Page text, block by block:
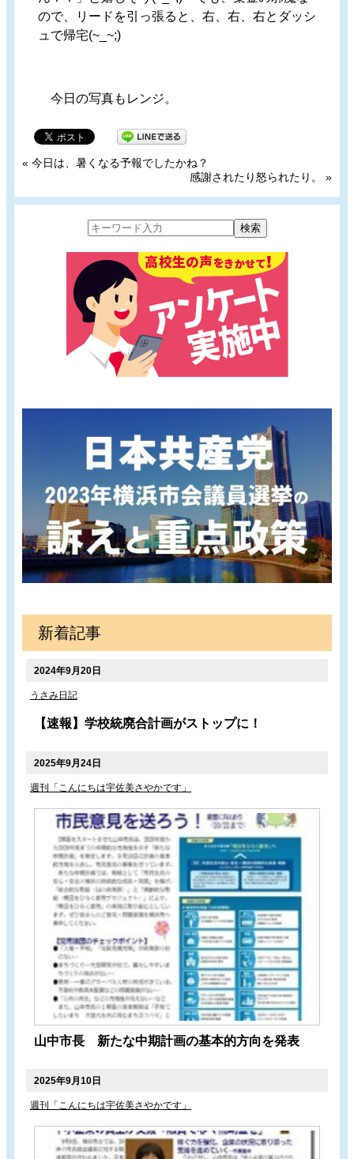
ので、リードを引っ張ると、右、右、右とダッシ
ュで帰宅(~_~;)
今日の写真もレンジ。
« 今日は、暑くなる予報でしたかね？
感謝されたり怒られたり。
»
新着記事
2024年9月20日
うさみ日記
【速報】学校統廃合計画がストップに！
2025年9月24日
週刊「こんにちは宇佐美さやかです」
山中市長 新たな中期計画の基本的方向を発表
2025年9月10日
週刊「こんにちは宇佐美さやかです」